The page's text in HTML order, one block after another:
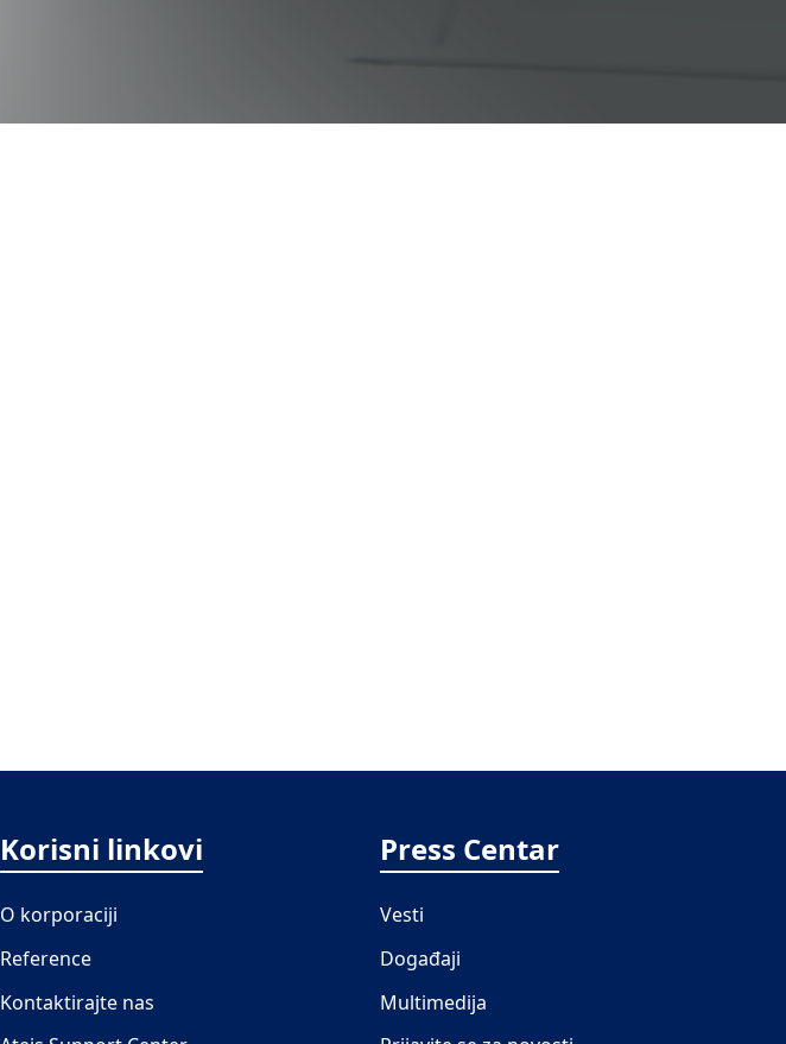
Korisni linkovi
O korporaciji
Reference
Kontaktirajte nas
Press Centar
Vesti
Događaji
Multimedija